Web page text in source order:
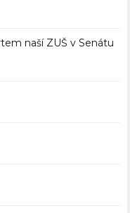
naší ZUŠ v Senátu